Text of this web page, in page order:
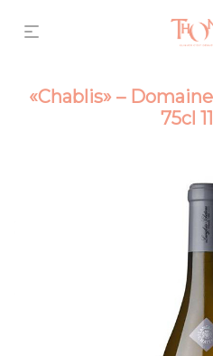
«Chablis» –
75cl